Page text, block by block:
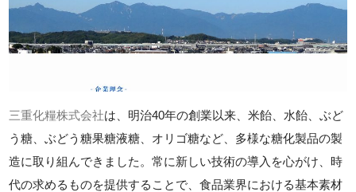
三重化糧株式会社は、明治40年の創業以来、米飴、水飴、ぶど
う糖、ぶどう糖果糖液糖、オリゴ糖など、多様な糖化製品の製
造に取り組んできました。常に新しい技術の導入を心がけ、時
代の求めるものを提供することで、食品業界における基本素材